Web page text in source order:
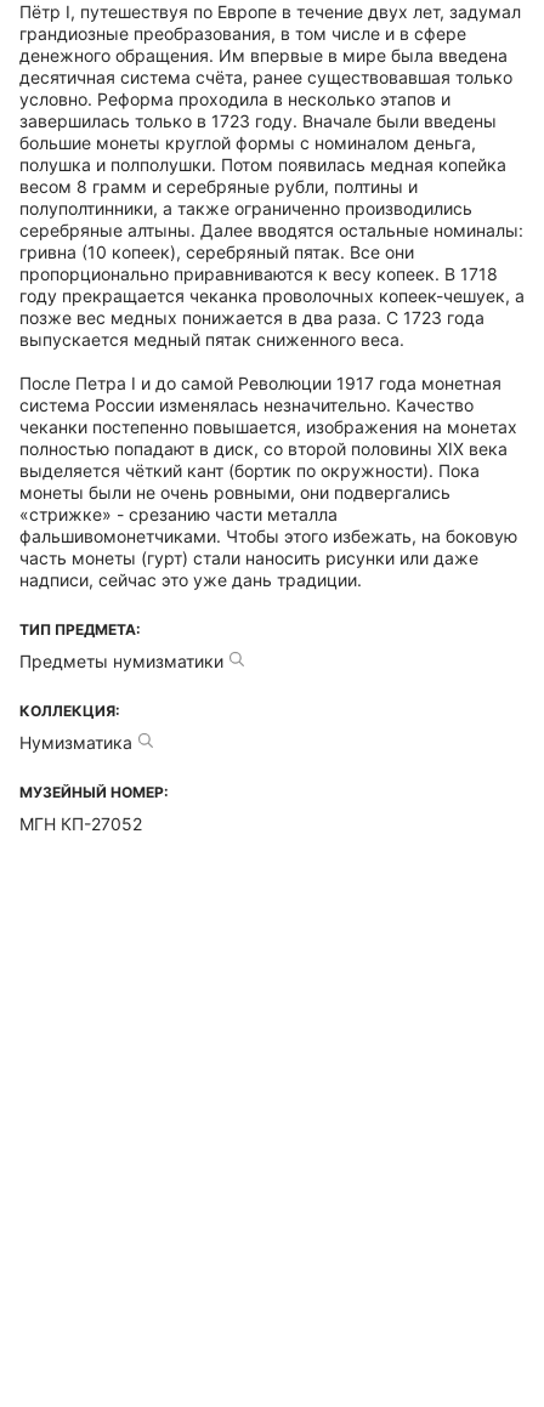
Пётр I, путешествуя по Европе в течение двух лет, задумал
грандиозные преобразования, в том числе и в сфере
денежного обращения. Им впервые в мире была введена
десятичная система счёта, ранее существовавшая только
условно. Реформа проходила в несколько этапов и
завершилась только в 1723 году. Вначале были введены
большие монеты круглой формы с номиналом деньга,
полушка и полполушки. Потом появилась медная копейка
весом 8 грамм и серебряные рубли, полтины и
полуполтинники, а также ограниченно производились
серебряные алтыны. Далее вводятся остальные номиналы:
гривна (10 копеек), серебряный пятак. Все они
пропорционально приравниваются к весу копеек. В 1718
году прекращается чеканка проволочных копеек-чешуек, а
позже вес медных понижается в два раза. С 1723 года
выпускается медный пятак сниженного веса.
После Петра I и до самой Революции 1917 года монетная
система России изменялась незначительно. Качество
чеканки постепенно повышается, изображения на монетах
полностью попадают в диск, со второй половины XIX века
выделяется чёткий кант (бортик по окружности). Пока
монеты были не очень ровными, они подвергались
«стрижке» - срезанию части металла
фальшивомонетчиками. Чтобы этого избежать, на боковую
часть монеты (гурт) стали наносить рисунки или даже
надписи, сейчас это уже дань традиции.
ТИП ПРЕДМЕТА:
Предметы нумизматики
КОЛЛЕКЦИЯ:
Нумизматика
МУЗЕЙНЫЙ НОМЕР:
МГН КП-27052